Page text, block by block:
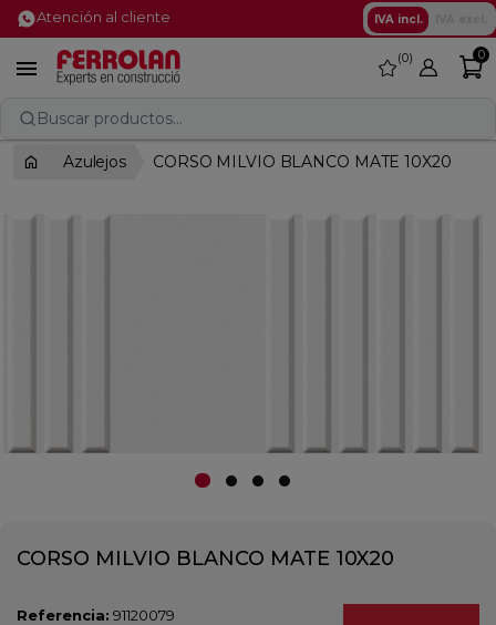
Atención al cliente IVA incl.
 favorite
0 0
Buscar productos...
Azulejos CORSO MILVIO BLANCO MATE 10X20
CORSO MILVIO BLANCO MATE 10X20
Referencia: 91120079